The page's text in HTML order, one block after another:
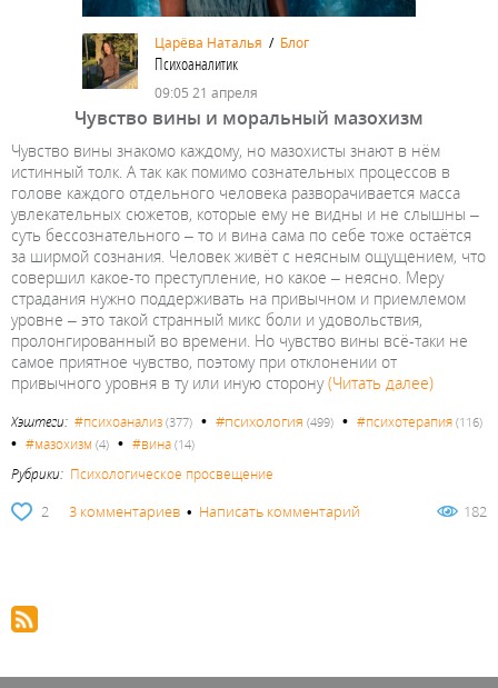
Царёва Наталья / Блог
Психоаналитик
09:05 21 апреля
Чувство вины и моральный мазохизм
Чувство вины знакомо каждому, но мазохисты знают в нём
истинный толк. А так как помимо сознательных процессов в
голове каждого отдельного человека разворачивается масса
увлекательных сюжетов, которые ему не видны и не слышны –
суть бессознательного – то и вина сама по себе тоже остаётся
за ширмой сознания. Человек живёт с неясным ощущением, что
совершил какое-то преступление, но какое – неясно. Меру
страдания нужно поддерживать на привычном и приемлемом
уровне – это такой странный микс боли и удовольствия,
пролонгированный во времени. Но чувство вины всё-таки не
самое приятное чувство, поэтому при отклонении от
привычного уровня в ту или иную сторону(Читать далее)
Хэштеги: #психоанализ (377) • #психология (499) • #психотерапия (116)
• #мазохизм (4) • #вина (14)
Рубрики: Психологическое просвещение
2 3 комментариев • Написать комментарий 182